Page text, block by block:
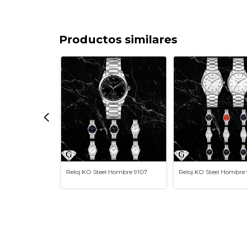
Productos similares
Reloj KO Steel Hombre 9107 Reloj KO Steel Hombre